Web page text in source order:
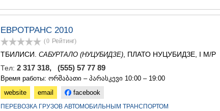
ЕВРОТРАНС 2010
(0 Рейтинг)
ТБИЛИСИ. САБУРТАЛО (НУЦУБИДЗЕ) , ПЛАТО НУЦУБИДЗЕ, I М/Р
Тел: 2 317 318, (555) 57 77 89
Время работы: ორშაბათი – პარასკევი 10:00 – 19:00
website
email facebook
ПЕРЕВОЗКА ГРУЗОВ АВТОМОБИЛЬНЫМ ТРАНСПОРТОМ